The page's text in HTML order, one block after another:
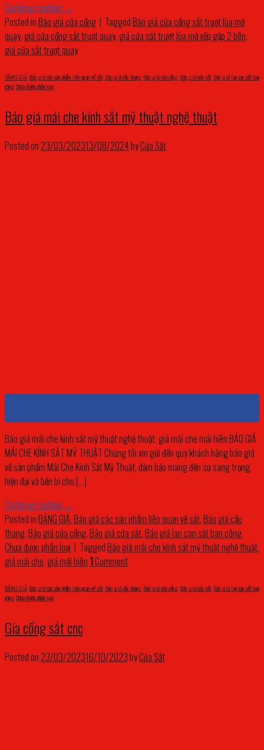
Continue reading →
Posted inBáo giá cửa cổng | TaggedBáo giá cửa cổng sắt trượt lùa mở
quay,giá cửa cổng sắt trượt quay,giá cửa sắt trượt lùa mở xếp gập 2 bên,
giá cửa sắt trượt quay
BẢNG GIÁ,Báo giá các sản phẩm liên quan về sắt,Báo giá cầu thang,Báo giá cửa cổng,Báo giá cửa sắt,Báo giá lan can sắt ban
công,Chưa được phân loại
Báo giá mái che kính sắt mỹ thuật nghệ thuật
Posted on23/03/202313/08/2024byCửa Sắt
Báo giá mái che kính sắt mỹ thuật nghệ thuật, giá mái che mái hiên BÁO GIÁ
MÁI CHE KÍNH SẮT MỸ THUẬT Chúng tôi xin gửi đến quý khách hàng báo giá
về sản phẩm Mái Che Kính Sắt Mỹ Thuật, đảm bảo mang đến sự sang trọng,
hiện đại và bền bỉ cho […]
Continue reading →
Posted inBẢNG GIÁ,Báo giá các sản phẩm liên quan về sắt,Báo giá cầu
thang,Báo giá cửa cổng,Báo giá cửa sắt,Báo giá lan can sắt ban công,
Chưa được phân loại | TaggedBáo giá mái che kính sắt mỹ thuật nghệ thuật,
giá mái che,giá mái hiên1Comment
BẢNG GIÁ Báo giá các sản phẩm liên quan về sắt Báo giá cầu thang Báo giá cửa cổng Báo giá cửa sắt Báo giá lan can sắt ban
côngChưa được phân loại
Gía cổng sắt cnc
Posted on23/03/202316/10/2023byCửa Sắt